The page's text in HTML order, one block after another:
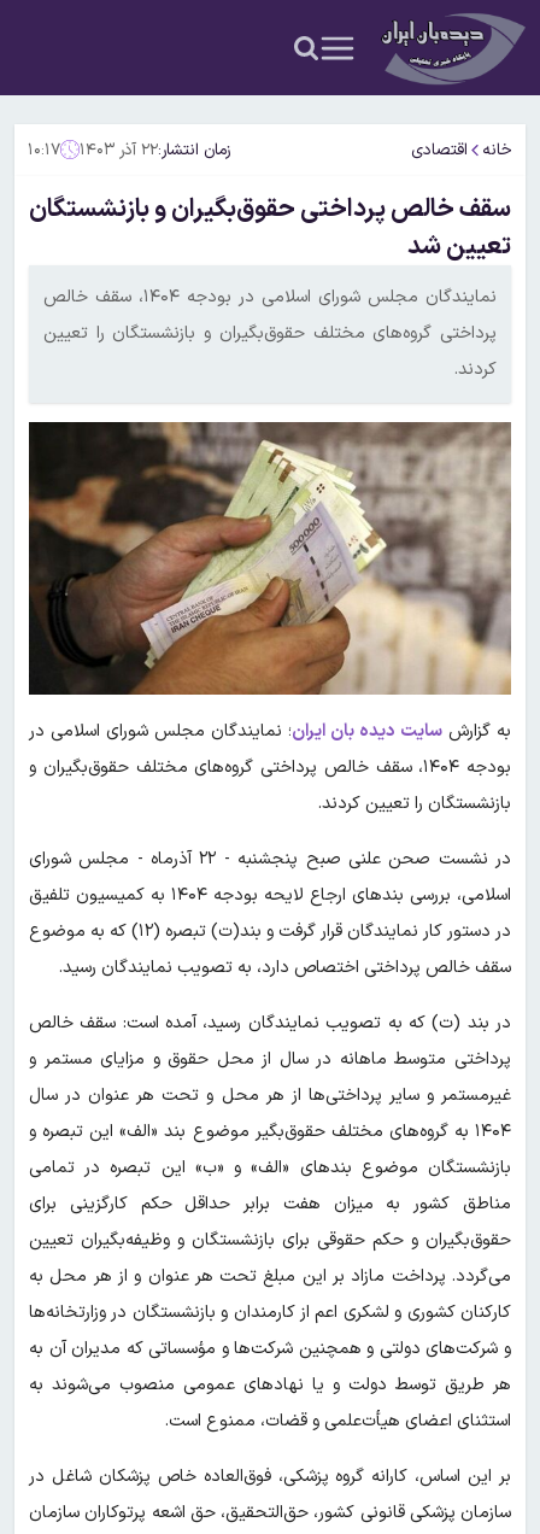
خانه اقتصادی زمان انتشار:۲۲ آذر ۱۴۰۳ ۱۰:۱۷
سقف خالص پرداختی حقوق‌بگیران و بازنشستگان
تعیین شد
نمایندگان مجلس شورای اسلامی در بودجه ۱۴۰۴، سقف خالص
پرداختی گروه‌های مختلف حقوق‌بگیران و بازنشستگان را تعیین
کردند.
به گزارش سایت دیده بان ایران؛ نمایندگان مجلس شورای اسلامی در
بودجه ۱۴۰۴، سقف خالص پرداختی گروه‌های مختلف حقوق‌بگیران و
بازنشستگان را تعیین کردند.
در نشست صحن علنی صبح پنجشنبه - ۲۲ آذرماه - مجلس شورای
اسلامی، بررسی بندهای ارجاع لایحه بودجه ۱۴۰۴ به کمیسیون تلفیق
در دستور کار نمایندگان قرار گرفت و بند(ت) تبصره (۱۲) که به موضوع
سقف خالص پرداختی اختصاص دارد، به تصویب نمایندگان رسید.
در بند (ت) که به تصویب نمایندگان رسید، آمده است: سقف خالص
پرداختی متوسط ماهانه در سال از محل حقوق و مزایای مستمر و
غیرمستمر و ‌سایر پرداختی‌ها از هر محل و تحت هر عنوان در سال
۱۴۰۴ به گروه‌های مختلف حقوق‌بگیر ‌موضوع بند «الف» این تبصره و
بازنشستگان موضوع بندهای «الف» و «ب» این تبصره در تمامی
‌مناطق کشور به میزان هفت برابر حداقل حکم کارگزینی برای
حقوق‌بگیران و حکم حقوقی برای ‌بازنشستگان و وظیفه‌بگیران تعیین
می‌گردد. پرداخت مازاد بر این مبلغ تحت هر عنوان و از هر ‌محل به
کارکنان کشوری و لشکری اعم از کارمندان و بازنشستگان در وزارتخانه‌ها
و شرکت‌های دولتی و همچنین شرکت‌ها و مؤسساتی که مدیران آن به
هر طریق توسط دولت و یا نهادهای عمومی منصوب می‌شوند به
استثنای اعضای هیأت‌علمی و قضات، ممنوع است.
بر این اساس، ‌کارانه گروه پزشکی، فوق‌العاده خاص پزشکان شاغل در
سازمان پزشکی قانونی کشور، حق‌التحقیق، حق اشعه پرتوکاران سازمان